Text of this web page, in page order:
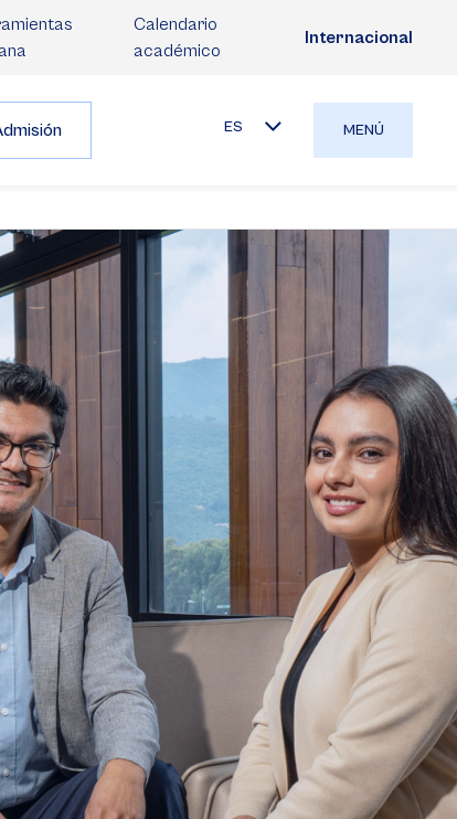
Calendario
académico
Internacional
ES MENÚ